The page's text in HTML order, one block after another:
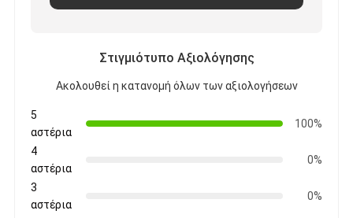
Στιγμιότυπο Αξιολόγησης
Ακολουθεί η κατανομή όλων των αξιολογήσεων
5
αστέρια
100%
4
αστέρια
0%
3
αστέρια
0%